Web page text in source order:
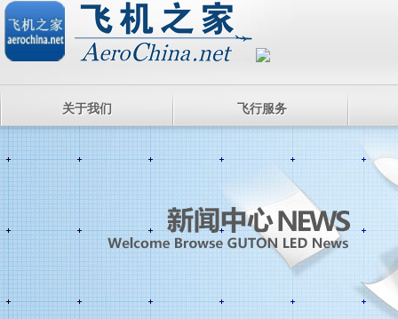
关于我们 飞行服务